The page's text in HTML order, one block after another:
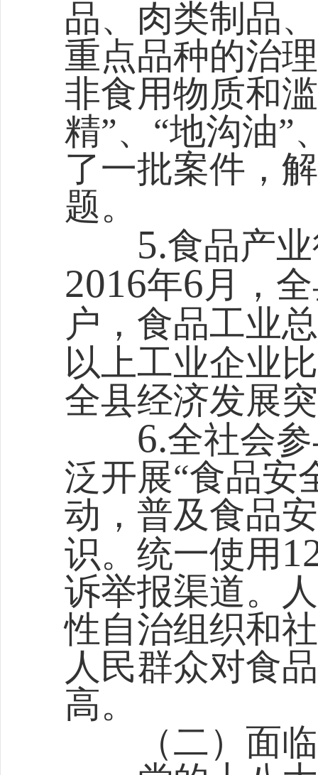
品、肉类制品
重点品种的治
非食用物质和
精”、“地沟油”
了一批案件，
题。
5.食品产
2016年6月，
户，食品工业
以上工业企业
全县经济发展
6.全社会
泛开展“食品安
动，普及食品
识。统一使用
诉举报渠道。
性自治组织和
人民群众对食
高。
（二）面